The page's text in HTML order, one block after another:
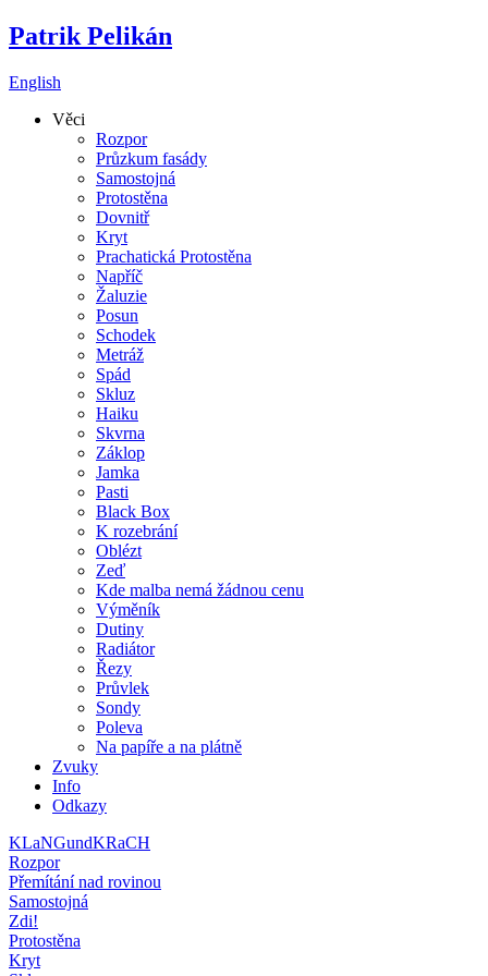
Patrik Pelikán
English
Věci
Rozpor
Průzkum fasády
Samostojná
Protostěna
Dovnitř
Kryt
Prachatická Protostěna
Napříč
Žaluzie
Posun
Schodek
Metráž
Spád
Skluz
Haiku
Skvrna
Záklop
Jamka
Pasti
Black Box
K rozebrání
Oblézt
Zeď
Kde malba nemá žádnou cenu
Výměník
Dutiny
Radiátor
Řezy
Průvlek
Sondy
Poleva
Na papíře a na plátně
Zvuky
Info
Odkazy
KLaNGundKRaCH
Rozpor
Přemítání nad rovinou
Samostojná
Zdi!
Protostěna
Kryt